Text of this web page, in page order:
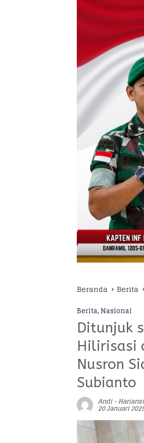
Beranda Berita
Berita, Nasional
Ditunjuk
Hilirisasi
Nusron
Subianto
Andi -
20 Januari